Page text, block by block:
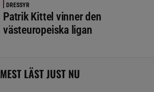
DRESSYR
Patrik Kittel vinner den
västeuropeiska ligan
MEST LÄST JUST NU